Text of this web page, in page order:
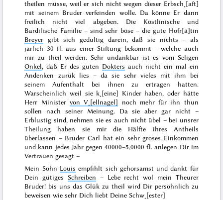
theilen müsse, weil er sich nicht wegen dieser Erbsch˖[aft]
mit seinem Bruder verfeinden wolle. Da könne Er dann
freilich nicht viel abgeben. Die Köstlinische und
Bardilische Familie – sind sehr böse – die gute Hofr[ä]tin
Breyer gibt sich gedultig darein, daß sie nichts – als
järlich 30 fl. aus einer Stiftung bekommt – welche auch
mir zu theil werden. Sehr undankbar ist es vom Seligen
Onkel, daß Er des guten Dokters auch nicht ein mal ein
Andenken zurük lies – da sie sehr vieles mit ihm bei
seinem Aufenthalt bei ihnen zu ertragen hatten.
Warscheinlich weil sie k˖[eine] Kinder haben, oder hätte
Herr Minister von V˖[ellnagel] noch mehr für ihn thun
sollen nach seiner Meinung. Da sie aber gar nicht –
Erblustig sind, nehmen sie es auch nicht übel – bei unsrer
Theilung haben sie mir die Hälfte ihres Antheils
überlassen – Bruder Carl hat ein sehr groses Einkommen
und kann jedes Jahr gegen40000–5,0000 fl. anlegen Dir im
Vertrauen gesagt –
Mein Sohn Louis empfihlt sich gehorsamst und dankt für
Dein gütiges Schreiben – Lebe recht wol mein Theurer
Bruder! bis uns das Glük zu theil wird Dir persöhnlich zu
beweisen wie sehr Dich liebt Deine Schw˖[ester]